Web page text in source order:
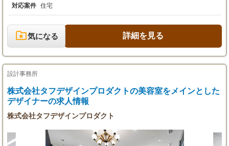
別途支給。
※試用期間（6ヶ月）中の給与・待遇に変更は
ありません。
※初年度年収目安：350万円～700万円
※賞与額は基本給1ヶ月分×2回＋インセンティ
ブ
のニーズを汲み取り、オーダーメイドで住宅のプランニングを行
います。お客様と打ち合わせを重ね、イメージを具体化し、最終
的には間取り図の確定まで担当します。設計は「JW-CAD」や
「Walk in home」など、最新のCADシステムを使用し、効率的に
進めていきます。 【実施設計】 プラン設計から引き継いだ後、
術でマイホームづくりをサポートします。
対応案件 住宅
気になる 詳細を見る
設計事務所
株式会社タフデザインプロダクトの美容室をメインとした
デザイナーの求人情報
株式会社タフデザインプロダクト